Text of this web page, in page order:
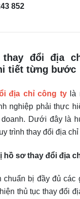
852
thay đổi địa
tiết từng bước
địa chỉ công tylà
nghiệp phải thực
Dưới đây là
trình thay đổi địa chỉ
hồ sơ thay đổi địa
chuẩn bị đầy đủ các
thủ tục thay đổi